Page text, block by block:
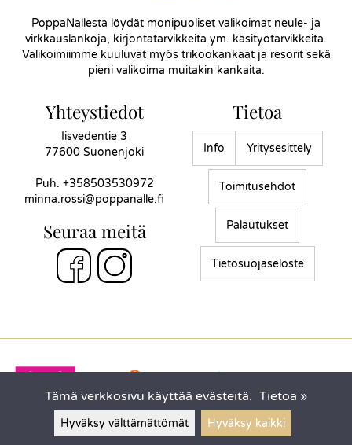
PoppaNallesta löydät monipuoliset valikoimat neule- ja
virkkauslankoja, kirjontatarvikkeita ym. käsityötarvikkeita.
Valikoimiimme kuuluvat myös trikookankaat ja resorit sekä
pieni valikoima muitakin kankaita.
Yhteystiedot
Iisvedentie 3
77600 Suonenjoki
Puh. +358503530972
minna.rossi@poppanalle.fi
Seuraa meitä
Tietoa
Info Yritysesittely
Toimitusehdot
Palautukset
Tietosuojaseloste
Tämä verkkosivu käyttää evästeitä. Tietoa »
Hyväksy välttämättömät Hyväksy kaikki